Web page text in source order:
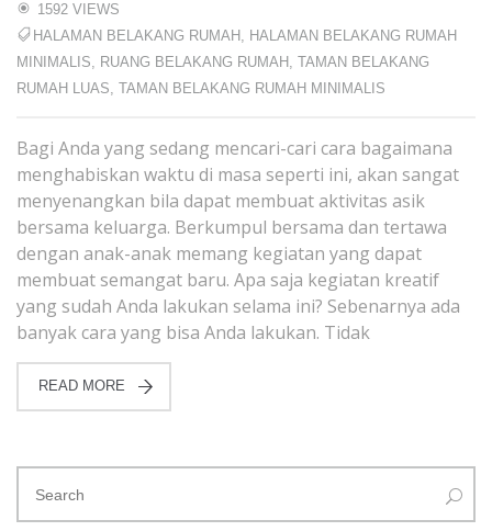
1592 VIEWS
HALAMAN BELAKANG RUMAH , HALAMAN BELAKANG RUMAH
MINIMALIS, RUANG BELAKANG RUMAH , TAMAN BELAKANG
RUMAH LUAS, TAMAN BELAKANG RUMAH MINIMALIS
Bagi Anda yang sedang mencari-cari cara bagaimana
menghabiskan waktu di masa seperti ini, akan sangat
menyenangkan bila dapat membuat aktivitas asik
bersama keluarga. Berkumpul bersama dan tertawa
dengan anak-anak memang kegiatan yang dapat
membuat semangat baru. Apa saja kegiatan kreatif
yang sudah Anda lakukan selama ini? Sebenarnya ada
banyak cara yang bisa Anda lakukan. Tidak
READ MORE